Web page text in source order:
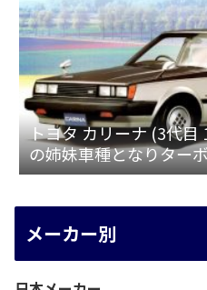
トヨタ カリーナ (3代目
の姉妹車種となりター
設定 [A6♯]
メーカー別